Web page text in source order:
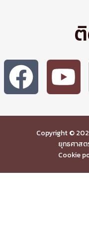
Copyright ©
ยุทธศาสต
Cookie